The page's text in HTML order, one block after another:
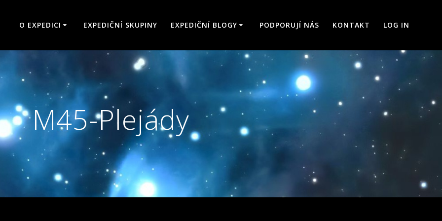
O EXPEDICI EXPEDIČNÍ SKUPINY EXPEDIČNÍ BLOGY PODPORUJÍ NÁS KONTAKT LOG IN
M45-Plejády